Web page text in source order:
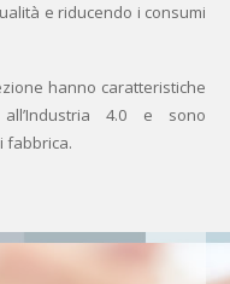
e riducendo i consumi
hanno caratteristiche
4.0 e sono
fabbrica.